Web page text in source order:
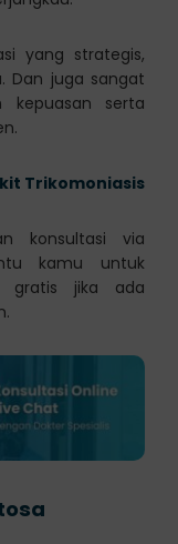
yang strategis,
Dan juga sangat
kepuasan serta
Trikomoniasis
konsultasi via
kamu untuk
gratis jika ada